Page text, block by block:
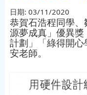
日期: 03/11/2020
恭賀石浩程同學
源夢成真」優異
計劃」「綠得開
安老師。